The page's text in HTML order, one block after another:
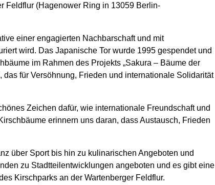
Feldflur (Hagenower Ring in 13059 Berlin-
einer engagierten Nachbarschaft und mit
wird. Das Japanische Tor wurde 1995 gespendet und
im Rahmen des Projekts „Sakura – Bäume der
für Versöhnung, Frieden und internationale Solidarität
Zeichen dafür, wie internationale Freundschaft und
erinnern uns daran, dass Austausch, Frieden
über Sport bis hin zu kulinarischen Angeboten und
zu Stadtteilentwicklungen angeboten und es gibt eine
Kirschparks an der Wartenberger Feldflur.